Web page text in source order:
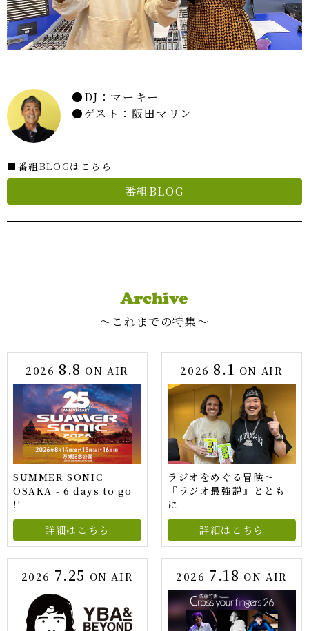
DJ：マーキー
ゲスト：阪田マリン
■番組BLOGはこちら
番組BLOG
〜これまでの特集〜
2026 8.8 ON AIR
SUMMER SONIC
OSAKA - 6 days to go
!!
詳細はこちら
2026 8.1 ON AIR
ラジオをめぐる冒険～
『ラジオ最強説』ととも
に
詳細はこちら
2026 7.25 ON AIR 2026 7.18 ON AIR